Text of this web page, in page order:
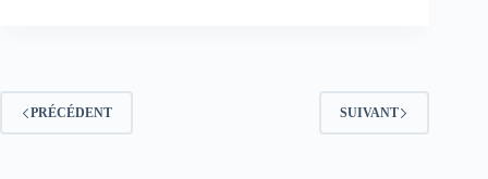
PRÉCÉDENT SUIVANT